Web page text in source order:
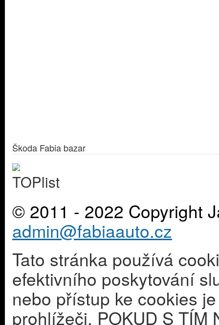
Škoda Fabia bazar
© 2011 - 2022 Copyright
admin@fabiaauto.cz
Tato stránka používá
efektivního poskytování
nebo přístup ke cookies
prohlížeči. POKUD S TÍM